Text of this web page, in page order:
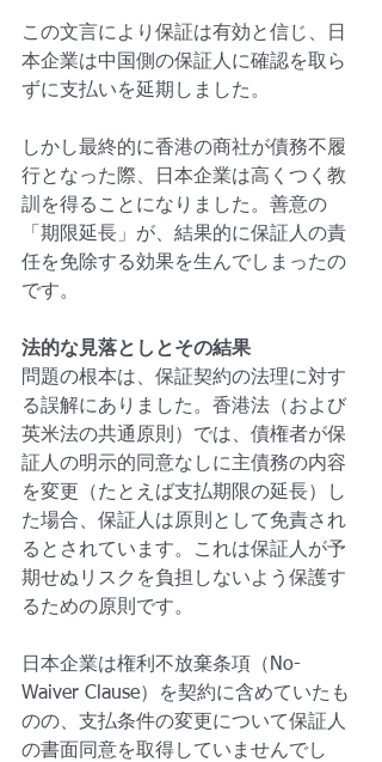
この文言により保証は有効と信じ、日
本企業は中国側の保証人に確認を取ら
ずに支払いを延期しました。
しかし最終的に香港の商社が債務不履
行となった際、日本企業は高くつく教
訓を得ることになりました。善意の
「期限延長」が、結果的に保証人の責
任を免除する効果を生んでしまったの
です。
法的な見落としとその結果
問題の根本は、保証契約の法理に対す
る誤解にありました。香港法（および
英米法の共通原則）では、債権者が保
証人の明示的同意なしに主債務の内容
を変更（たとえば支払期限の延長）し
た場合、保証人は原則として免責され
るとされています。これは保証人が予
期せぬリスクを負担しないよう保護す
るための原則です。
日本企業は権利不放棄条項（No-
Waiver Clause）を契約に含めていたも
のの、支払条件の変更について保証人
の書面同意を取得していませんでし